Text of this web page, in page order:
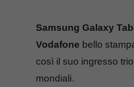
Samsung Galaxy
Vodafone bello
così il suo ingresso
mondiali.